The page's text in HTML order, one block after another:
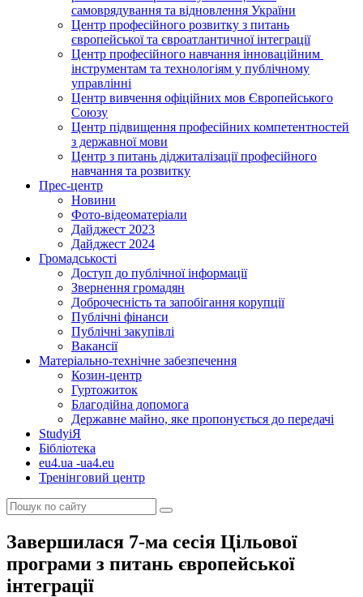
самоврядування та відновлення України
Центр професійного розвитку з питань
європейської та євроатлантичної інтеграції
Центр професійного навчання інноваційним
інструментам та технологіям у публічному
управлінні
Центр вивчення офіційних мов Європейського
Союзу
Центр підвищення професійних компетентностей
з державної мови
Центр з питань діджиталізації професійного
навчання та розвитку
Прес-центр
Новини
Фото-відеоматеріали
Дайджест 2023
Дайджест 2024
Громадськості
Доступ до публічної інформації
Звернення громадян
Доброчесність та запобігання корупції
Публічні фінанси
Публічні закупівлі
Вакансії
Матеріально-технічне забезпечення
Козин-центр
Гуртожиток
Благодійна допомога
Державне майно, яке пропонується до передачі
StudyіЯ
Бібліотека
eu4.ua -ua4.eu
Тренінговий центр
Завершилася 7-ма сесія Цільової
програми з питань європейської
інтеграції